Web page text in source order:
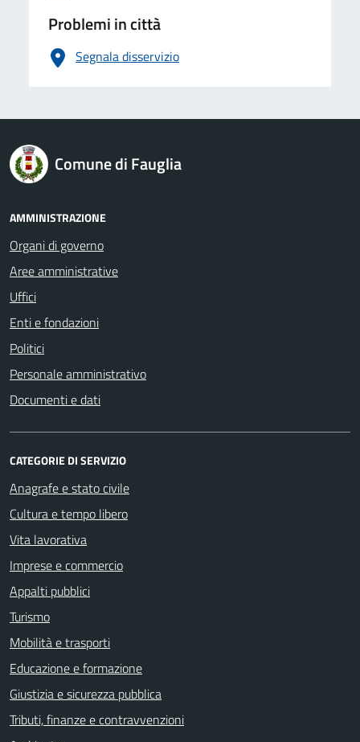
Problemi in città
Segnala disservizio
logo Unione Europea
Comune di Fauglia
AMMINISTRAZIONE
Organi di governo
Aree amministrative
Uffici
Enti e fondazioni
Politici
Personale amministrativo
Documenti e dati
CATEGORIE DI SERVIZIO
Anagrafe e stato civile
Cultura e tempo libero
Vita lavorativa
Imprese e commercio
Appalti pubblici
Turismo
Mobilità e trasporti
Educazione e formazione
Giustizia e sicurezza pubblica
Tributi, finanze e contravvenzioni